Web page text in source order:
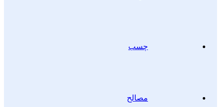
چسب
مصالح